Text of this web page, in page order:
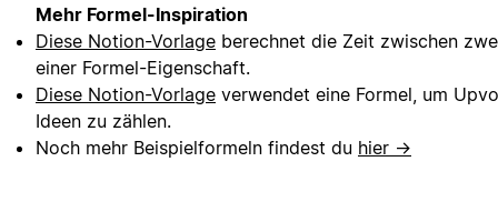
Mehr Formel-Inspiration
Diese Notion-Vorlage berechnet die Zeit zwischen
einer Formel-Eigenschaft.
Diese Notion-Vorlage verwendet eine Formel, um
Ideen zu zählen.
Noch mehr Beispielformeln findest du hier →